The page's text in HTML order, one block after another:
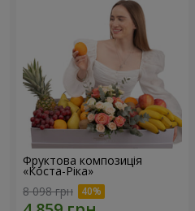
Фруктова композиція
«Коста-Ріка»
8 098 грн